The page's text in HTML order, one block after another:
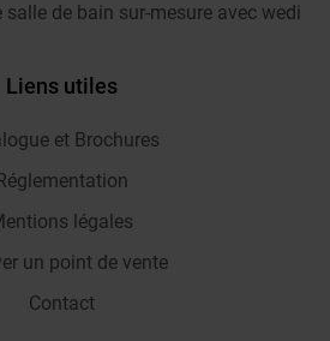
salle de bain sur-mesure avec wedi
Liens utiles
et Brochures
Réglementation
légales
un point de vente
Contact